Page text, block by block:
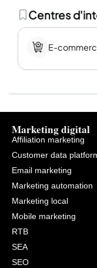
Centres
E-
Marketing digital
Affiliation marketing
Customer data
Email marketing
Marketing automation
Marketing local
Mobile marketing
RTB
SEA
SEO